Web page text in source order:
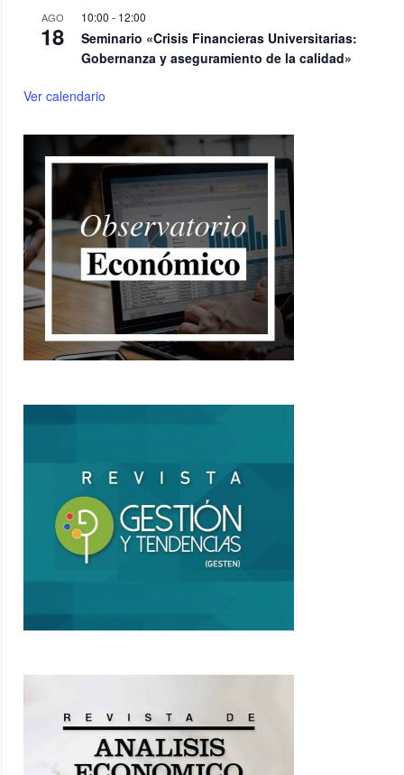
AGO
18
10:00 - 12:00
Seminario «Crisis Financieras Universitarias:
Gobernanza y aseguramiento de la calidad»
Ver calendario